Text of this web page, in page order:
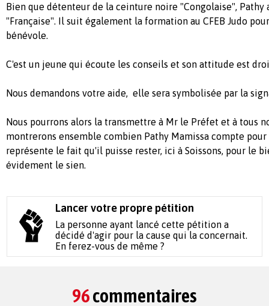
Bien que détenteur de la ceinture noire "Congolaise", Pathy
"Française". Il suit également la formation au CFEB Judo
bénévole.
C'est un jeune qui écoute les conseils et son attitude est
Nous demandons votre aide, elle sera symbolisée par la
Nous pourrons alors la transmettre à Mr le Préfet et à tous
montrerons ensemble combien Pathy Mamissa compte
représente le fait qu'il puisse rester, ici à Soissons, pour le
évidement le sien.
Lancer votre propre pétition
La personne ayant lancé cette pétition a
décidé d'agir pour la cause qui la concernait.
En ferez-vous de même ?
96commentaires